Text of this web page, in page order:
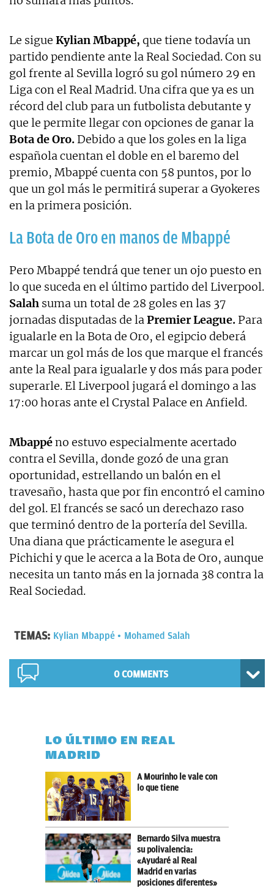
Le sigue Kylian Mbappé, que tiene todavía un
partido pendiente ante la Real Sociedad. Con su
gol frente al Sevilla logró su gol número 29 en
Liga con el Real Madrid. Una cifra que ya es un
récord del club para un futbolista debutante y
que le permite llegar con opciones de ganar la
Bota de Oro. Debido a que los goles en la liga
española cuentan el doble en el baremo del
premio, Mbappé cuenta con 58 puntos, por lo
que un gol más le permitirá superar a Gyokeres
en la primera posición.
La Bota de Oro en manos de Mbappé
Pero Mbappé tendrá que tener un ojo puesto en
lo que suceda en el último partido del Liverpool.
Salah suma un total de 28 goles en las 37
jornadas disputadas de laPremier League. Para
igualarle en la Bota de Oro, el egipcio deberá
marcar un gol más de los que marque el francés
ante la Real para igualarle y dos más para poder
superarle. El Liverpool jugará el domingo a las
17:00 horas ante el Crystal Palace en Anfield.
Mbappéno estuvo especialmente acertado
contra el Sevilla, donde gozó de una gran
oportunidad, estrellando un balón en el
travesaño, hasta que por fin encontró el camino
del gol. El francés se sacó un derechazo raso
que terminó dentro de la portería del Sevilla.
Una diana que prácticamente le asegura el
Pichichi y que le acerca a la Bota de Oro, aunque
necesita un tanto más en la jornada 38 contra la
Real Sociedad.
TEMAS: Kylian Mbappé Mohamed Salah
0 COMMENTS
LO ÚLTIMO EN REAL
MADRID
A Mourinho le vale con
lo que tiene
Bernardo Silva muestra
su polivalencia:
«Ayudaré al Real
Madrid en varias
posiciones diferentes»